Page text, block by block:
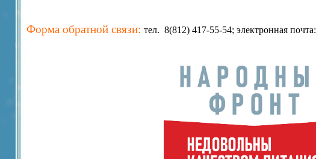
Форма обратной связи: тел. 8(812) 417-55-54; электронная почта: